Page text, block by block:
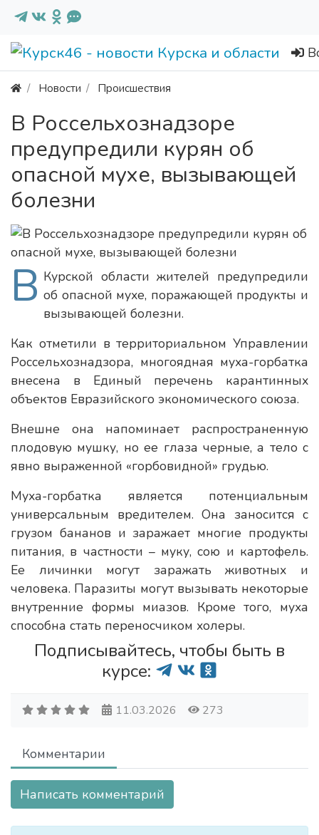
Новости Происшествия
В Россельхознадзоре
предупредили курян об
опасной мухе, вызывающей
болезни
В Курской области жителей предупредили
об опасной мухе, поражающей продукты и
вызывающей болезни.
Как отметили в территориальном Управлении
Россельхознадзора, многоядная муха-горбатка
внесена в Единый перечень карантинных
объектов Евразийского экономического союза.
Внешне она напоминает распространенную
плодовую мушку, но ее глаза черные, а тело с
явно выраженной «горбовидной» грудью.
Муха-горбатка является потенциальным
универсальным вредителем. Она заносится с
грузом бананов и заражает многие продукты
питания, в частности – муку, сою и картофель.
Ее личинки могут заражать животных и
человека. Паразиты могут вызывать некоторые
внутренние формы миазов. Кроме того, муха
способна стать переносчиком холеры.
Подписывайтесь, чтобы быть в
курсе:
11.03.2026 273
Комментарии
Написать комментарий